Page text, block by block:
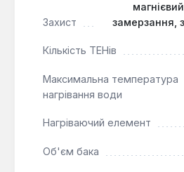
Магнієвий анод:
служби пристрою.
Енергоефективність:
D та можливість
електроененергію.
Індикатор роботи ТЕНа:
Захист
замерзання,
Кількість ТЕНів
Максимальна температура
нагрівання води
Нагріваючий елемент
Об'єм бака